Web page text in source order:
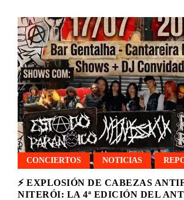
CONCIERTOS NOTICIAS
⚡ EXPLOSIÓN DE CABEZAS
NITERÓI: LA 4ª EDICIÓN DEL